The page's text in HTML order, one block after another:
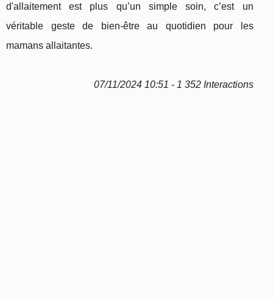
d'allaitement est plus qu’un simple soin, c’est un
véritable geste de bien-être au quotidien pour les
mamans allaitantes.
07/11/2024 10:51 - 1 352 Interactions